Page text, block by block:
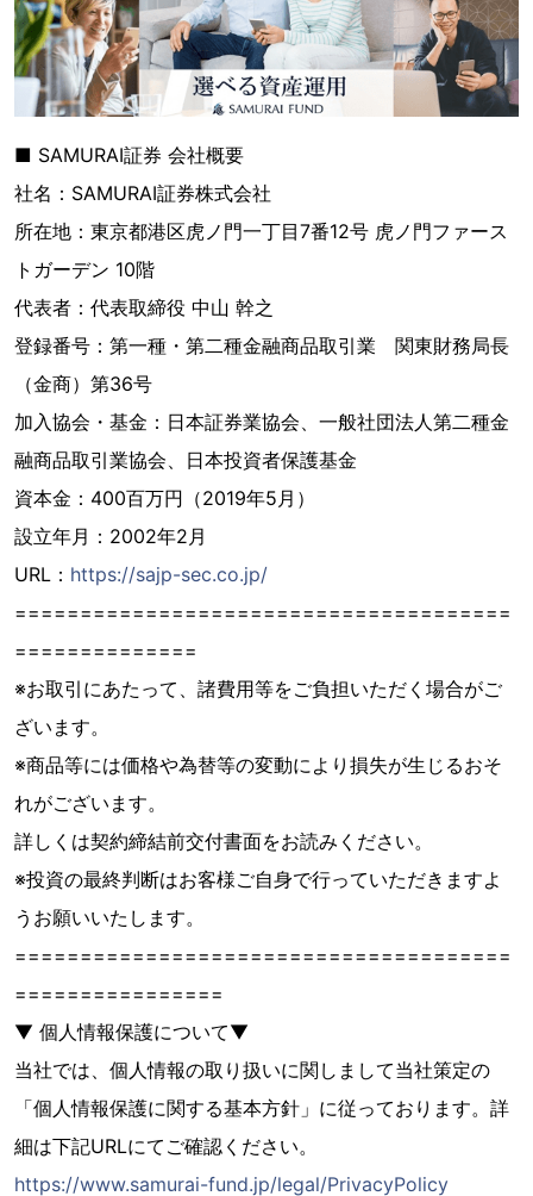
■ SAMURAI証券 会社概要
社名：SAMURAI証券株式会社
所在地：東京都港区虎ノ門一丁目7番12号 虎ノ門ファース
トガーデン 10階
代表者：代表取締役 中山 幹之
登録番号：第一種・第二種金融商品取引業 関東財務局長
（金商）第36号
加入協会・基金：日本証券業協会、一般社団法人第二種金
融商品取引業協会、日本投資者保護基金
資本金：400百万円（2019年5月）
設立年月：2002年2月
URL： https://sajp-sec.co.jp/
======================================
==============
※お取引にあたって、諸費用等をご負担いただく場合がご
ざいます。
※商品等には価格や為替等の変動により損失が生じるおそ
れがございます。
詳しくは契約締結前交付書面をお読みください。
※投資の最終判断はお客様ご自身で行っていただきますよ
うお願いいたします。
======================================
================
▼ 個人情報保護について▼
当社では、個人情報の取り扱いに関しまして当社策定の
「個人情報保護に関する基本方針」に従っております。詳
細は下記URLにてご確認ください。
https://www.samurai-fund.jp/legal/PrivacyPolicy